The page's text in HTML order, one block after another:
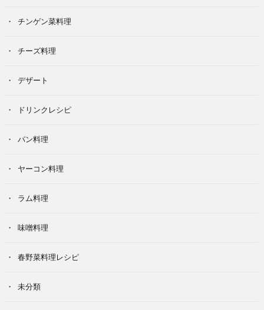
チンゲン菜料理
チーズ料理
デザート
ドリンクレシピ
パン料理
ヤーコン料理
ラム料理
味噌料理
春野菜料理レシピ
未分類